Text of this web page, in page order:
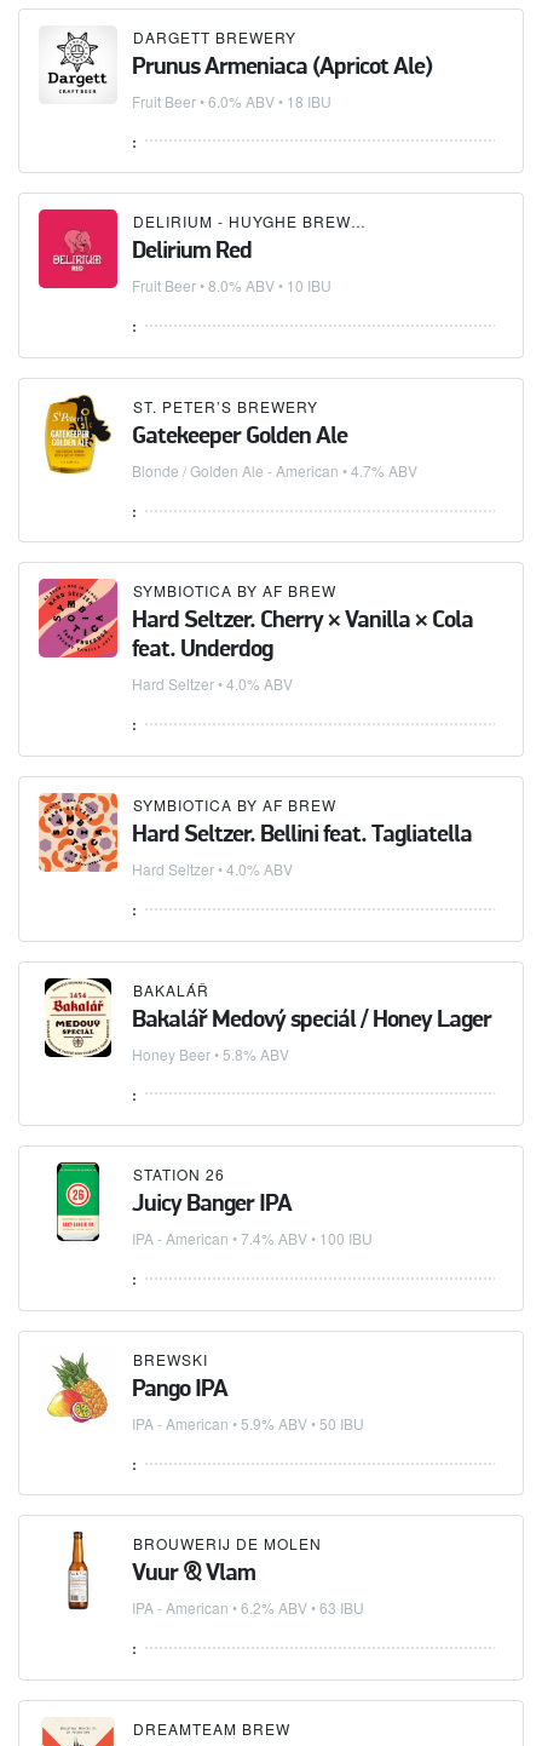
DARGETT BREWERY
Prunus Armeniaca (Apricot Ale)
Fruit Beer• 6.0% ABV • 18 IBU
:
DELIRIUM - HUYGHE BREWERY
Delirium Red
Fruit Beer• 8.0% ABV • 10 IBU
:
ST. PETER’S BREWERY
Gatekeeper Golden Ale
Blonde / Golden Ale - American • 4.7% ABV
:
SYMBIOTICA BY AF BREW
Hard Seltzer. Cherry × Vanilla × Cola
feat. Underdog
Hard Seltzer• 4.0% ABV
:
SYMBIOTICA BY AF BREW
Hard Seltzer. Bellini feat. Tagliatella
Hard Seltzer• 4.0% ABV
:
BAKALÁŘ
Bakalář Medový speciál / Honey Lager
Honey Beer• 5.8% ABV
:
STATION 26
Juicy Banger IPA
IPA - American • 7.4% ABV • 100 IBU
:
BREWSKI
Pango IPA
IPA - American • 5.9% ABV • 50 IBU
:
BROUWERIJ DE MOLEN
Vuur & Vlam
IPA - American • 6.2% ABV • 63 IBU
:
DREAMTEAM BREW